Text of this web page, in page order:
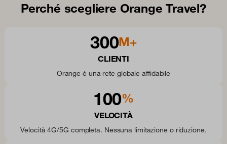
Perché scegliere Orange Travel?
300M+
CLIENTI
Orange è una rete globale affidabile
100%
VELOCITÀ
Velocità 4G/5G completa. Nessuna limitazione o riduzione.